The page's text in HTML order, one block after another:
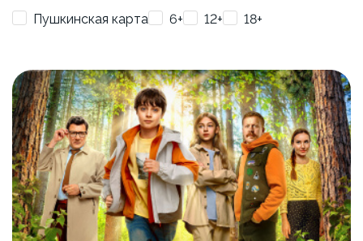
Пушкинская карта 6+ 12+ 18+